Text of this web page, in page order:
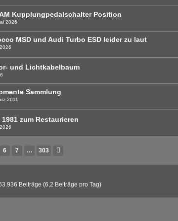
Kupplungpedalschalter Position
2026
MSD und Audi Turbo ESD leider zu laut
und Lichtkabelbaum
Sammlung
2011
zum Restaurieren
6 7 … 303
Beiträge (6,2 Beiträge pro Tag)